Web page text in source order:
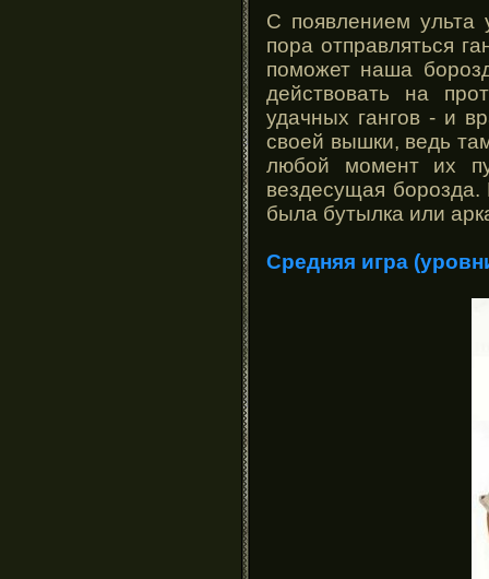
С появлением ульта
пора отправляться
поможет наша
действовать на
удачных гангов - и
своей вышки, ведь
любой момент их
вездесущая
была бутылка или
Средняя игра